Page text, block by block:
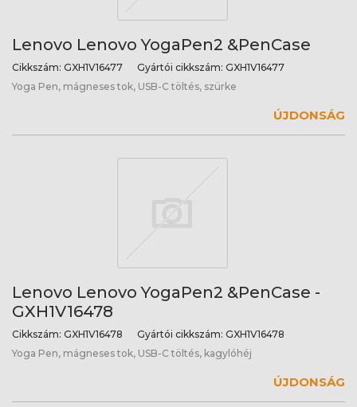
Lenovo Lenovo YogaPen2 &PenCase
Cikkszám: GXH1V16477 Gyártói cikkszám: GXH1V16477
Yoga Pen, mágneses tok, USB-C töltés, szürke
ÚJDONSÁG
Lenovo Lenovo YogaPen2 &PenCase -
GXH1V16478
Cikkszám: GXH1V16478 Gyártói cikkszám: GXH1V16478
Yoga Pen, mágneses tok, USB-C töltés, kagylóhéj
ÚJDONSÁG